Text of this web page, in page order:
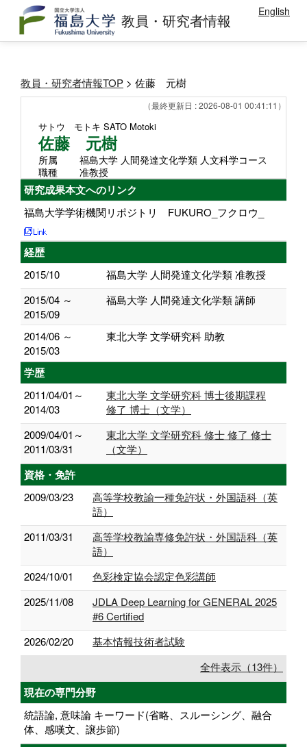
教員・研究者情報 English
教員・研究者情報TOP > 佐藤 元樹
（最終更新日 : 2026-08-01 00:41:11）
サトウ モトキ SATO Motoki
佐藤 元樹
所属
福島大学 人間発達文化学類 人文科学コース
職種
准教授
研究成果本文へのリンク
福島大学学術機関リポジトリ FUKURO_フクロウ_
経歴
2015/10
福島大学 人間発達文化学類 准教授
2015/04 ～
2015/09
福島大学 人間発達文化学類 講師
2014/06 ～
2015/03
東北大学 文学研究科 助教
学歴
2011/04/01～
2014/03
東北大学 文学研究科 博士後期課程
修了 博士（文学）
2009/04/01～
2011/03/31
東北大学 文学研究科 修士 修了 修士
（文学）
資格・免許
2009/03/23
高等学校教諭一種免許状・外国語科（英
語）
2011/03/31
高等学校教諭専修免許状・外国語科（英
語）
2024/10/01
色彩検定協会認定色彩講師
2025/11/08
JDLA Deep Learning for GENERAL 2025
#6 Certified
2026/02/20
基本情報技術者試験
全件表示（13件）
現在の専門分野
統語論, 意味論 キーワード(省略、スルーシング、融合
体、感嘆文、譲歩節)